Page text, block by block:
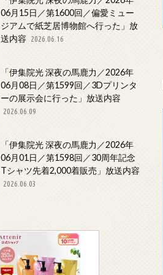
06月15日／第1600回／偏愛ミュー
ジアムで紙芝居博物館へ行った」放
送内容
2026.06.16
「伊集院光 深夜の馬鹿力／2026年
06月08日／第1599回／3Dプリンタ
ーの展示会に行った」放送内容
2026.06.09
「伊集院光 深夜の馬鹿力／2026年
06月01日／第1598回／30周年記念
Tシャツ先着2,000着販売」放送内容
2026.06.03